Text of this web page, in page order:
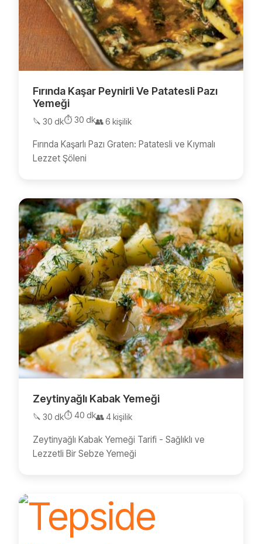
Fırında Kaşar Peynirli Ve Patatesli Pazı
Yemeği
🔪 30 dk⏱️ 30 dk👥 6 kişilik
Fırında Kaşarlı Pazı Graten: Patatesli ve Kıymalı
Lezzet Şöleni
Zeytinyağlı Kabak Yemeği
🔪 30 dk⏱️ 40 dk👥 4 kişilik
Zeytinyağlı Kabak Yemeği Tarifi - Sağlıklı ve
Lezzetli Bir Sebze Yemeği